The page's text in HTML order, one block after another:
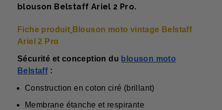
blouson Belstaff Ariel 2 Pro.
Fiche produit Blouson moto vintage Belstaff
Ariel 2 Pro
Sécurité et conception du blouson moto
Belstaff:
Construction en coton ciré (brillant)
Membrane étanche et respirante